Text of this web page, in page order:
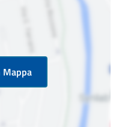
Mappa